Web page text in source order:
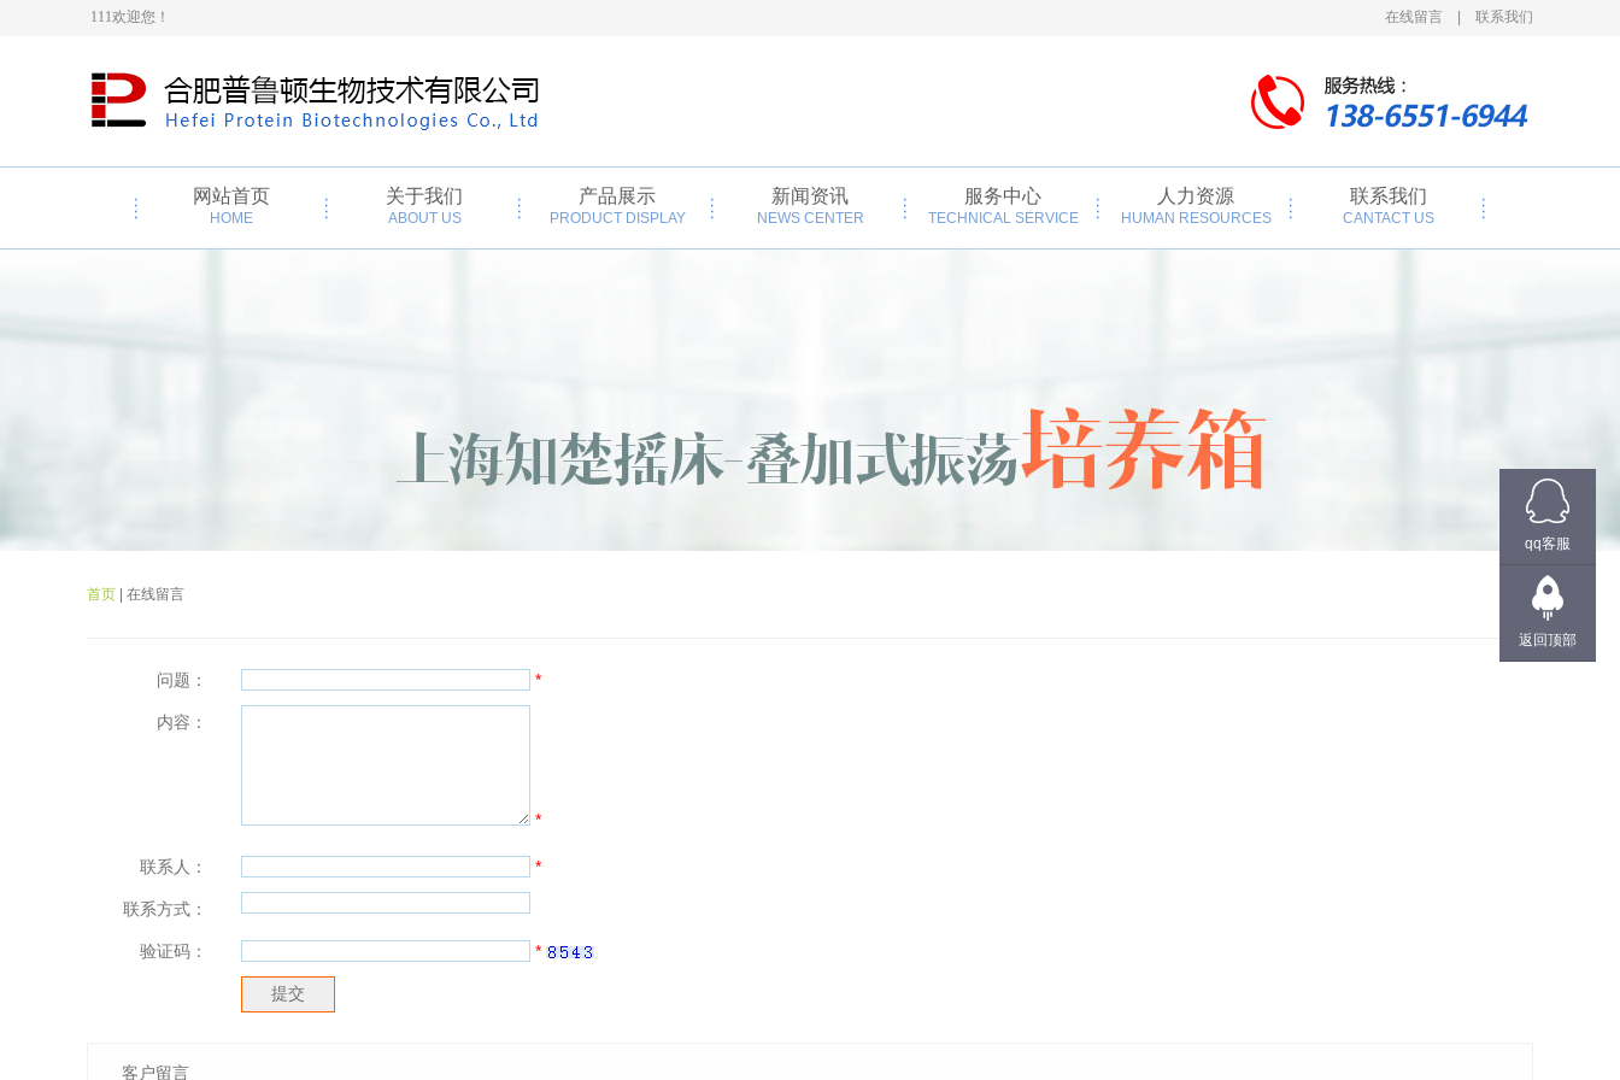
111欢迎您！ 在线留言 联系我们
网站首页
HOME
关于我们
ABOUT US
产品展示
PRODUCT DISPLAY
新闻资讯
NEWS CENTER
服务中心
TECHNICAL SERVICE
人力资源
HUMAN RESOURCES
联系我们
CANTACT US
首页 | 在线留言
问题： *
内容：
*
联系人： *
联系方式：
验证码： *
客户留言
qq客服
返回顶部